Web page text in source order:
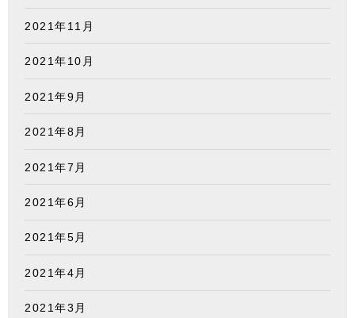
2021年11月
2021年10月
2021年9月
2021年8月
2021年7月
2021年6月
2021年5月
2021年4月
2021年3月